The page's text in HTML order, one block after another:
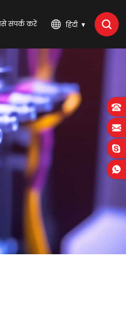
हिंदी
संपर्क करें